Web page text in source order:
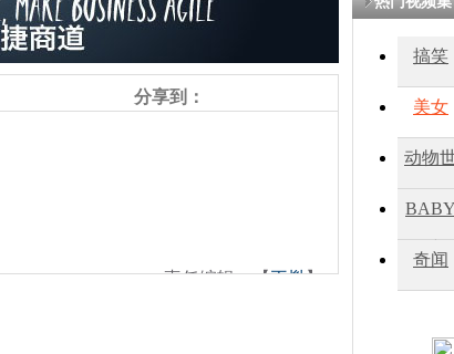
分享到：
责任编辑：【王胤】
搞笑
美女
动物
BABY
秀
奇闻